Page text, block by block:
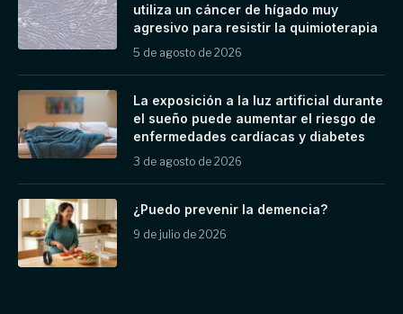
utiliza un cáncer de hígado muy
agresivo para resistir la quimioterapia
5 de agosto de 2026
La exposición a la luz artificial durante
el sueño puede aumentar el riesgo de
enfermedades cardíacas y diabetes
3 de agosto de 2026
¿Puedo prevenir la demencia?
9 de julio de 2026